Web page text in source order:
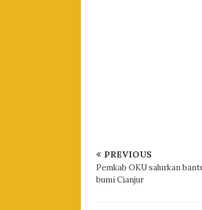
PREVIOUS
Pemkab OKU salurkan
bumi Cianjur